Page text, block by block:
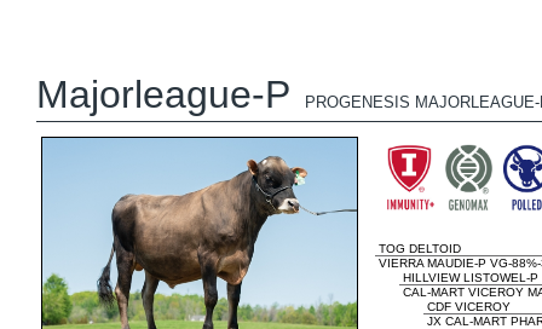
Majorleague-P PROGENESIS
TOG DELTOID
VIERRA MAUDIE-P VG-
HILLVIEW LISTOWEL-P
CAL-MART VICEROY
CDF VICEROY
JX CAL-MART